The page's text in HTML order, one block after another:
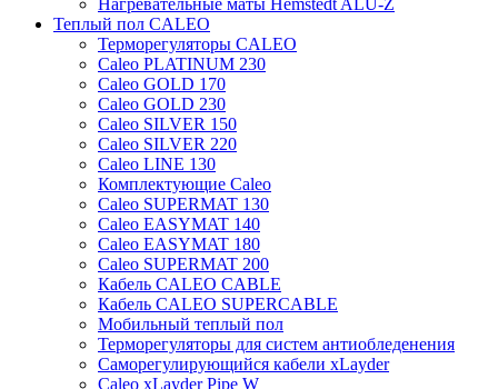
Нагревательные маты Hemstedt ALU-Z
Теплый пол CALEO
Терморегуляторы CALEO
Caleo PLATINUM 230
Caleo GOLD 170
Caleo GOLD 230
Caleo SILVER 150
Caleo SILVER 220
Caleo LINE 130
Комплектующие Caleo
Caleo SUPERMAT 130
Caleo EASYMAT 140
Caleo EASYMAT 180
Caleo SUPERMAT 200
Кабель CALEO CABLE
Кабель CALEO SUPERCABLE
Мобильный теплый пол
Терморегуляторы для систем антиобледенения
Саморегулирующийся кабели xLayder
Caleo xLayder Pipe W